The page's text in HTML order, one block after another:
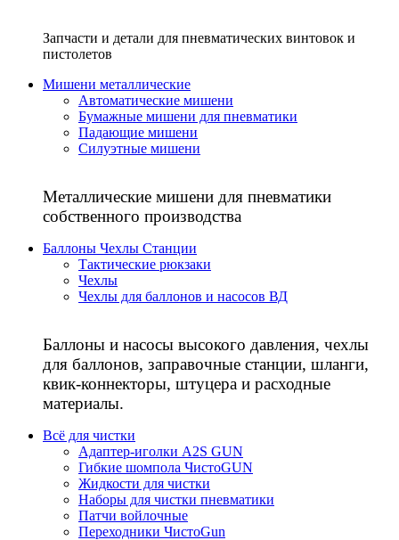
Запчасти и детали для пневматических винтовок и
пистолетов
Мишени металлические
Автоматические мишени
Бумажные мишени для пневматики
Падающие мишени
Силуэтные мишени
Металлические мишени для пневматики
собственного производства
Баллоны Чехлы Станции
Тактические рюкзаки
Чехлы
Чехлы для баллонов и насосов ВД
Баллоны и насосы высокого давления, чехлы
для баллонов, заправочные станции, шланги,
квик-коннекторы, штуцера и расходные
материалы.
Всё для чистки
Адаптер-иголки A2S GUN
Гибкие шомпола ЧистоGUN
Жидкости для чистки
Наборы для чистки пневматики
Патчи войлочные
Переходники ЧистоGun